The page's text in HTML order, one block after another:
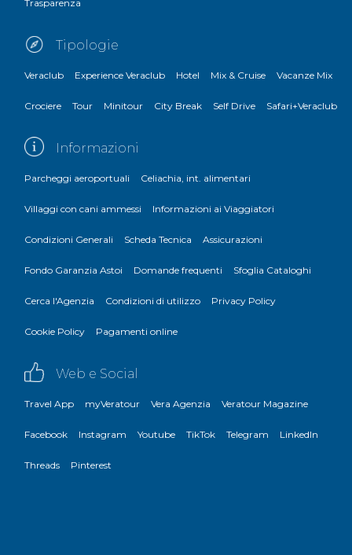
Trasparenza
Tipologie
Veraclub Experience Veraclub Hotel Mix & Cruise Vacanze Mix
Crociere Tour Minitour City Break Self Drive Safari+Veraclub
Informazioni
Parcheggi aeroportuali Celiachia, int. alimentari
Villaggi con cani ammessi Informazioni ai Viaggiatori
Condizioni Generali Scheda Tecnica Assicurazioni
Fondo Garanzia Astoi Domande frequenti Sfoglia Cataloghi
Cerca l'Agenzia Condizioni di utilizzo Privacy Policy
Cookie Policy Pagamenti online
Web e Social
Travel App myVeratour Vera Agenzia Veratour Magazine
Facebook Instagram Youtube TikTok Telegram LinkedIn
Threads Pinterest